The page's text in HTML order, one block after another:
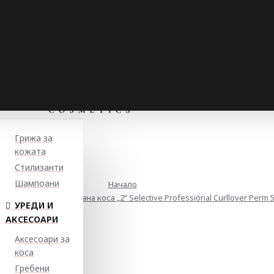
Грижа за
кожата
Стилизанти
Шампоани
УРЕДИ И
АКСЕСОАРИ
Аксесоари за
коса
Гребени
Начало
боядисана и третирана коса „2“ Selective Professional Curllover Perm